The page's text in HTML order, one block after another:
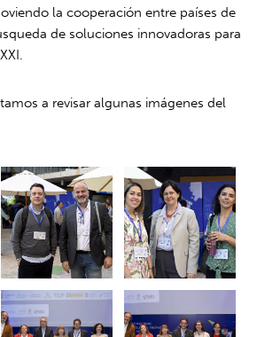
la cooperación entre países de
de soluciones innovadoras para
a revisar algunas imágenes del